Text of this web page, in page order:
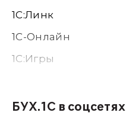
1С:Линк
1С-Онлайн
1C:Игры
1С:Консалтинг
БУХ.1С в соцсетях